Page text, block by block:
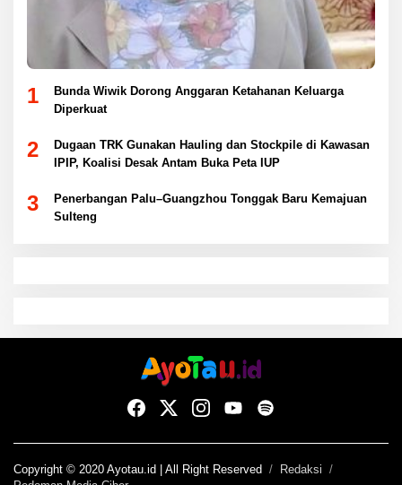
1
Bunda Wiwik Dorong Anggaran Ketahanan Keluarga
Diperkuat
2
Dugaan TRK Gunakan Hauling dan Stockpile di Kawasan
IPIP, Koalisi Desak Antam Buka Peta IUP
3
Penerbangan Palu–Guangzhou Tonggak Baru Kemajuan
Sulteng
Copyright © 2020 Ayotau.id | All Right Reserved
Redaksi